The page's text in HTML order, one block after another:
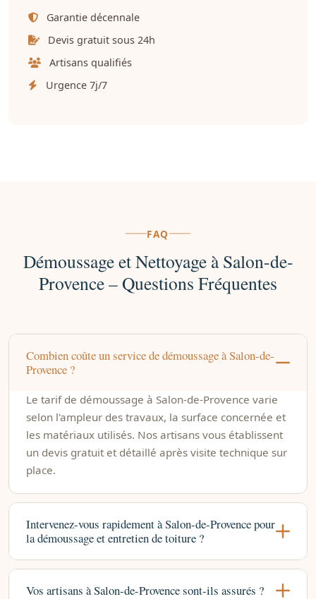
Garantie décennale
Devis gratuit sous 24h
Artisans qualifiés
Urgence 7j/7
FAQ
Démoussage et Nettoyage à Salon-de-
Provence – Questions Fréquentes
Combien coûte un service de démoussage à Salon-de-
Provence ?
Le tarif de démoussage à Salon-de-Provence varie
selon l'ampleur des travaux, la surface concernée et
les matériaux utilisés. Nos artisans vous établissent
un devis gratuit et détaillé après visite technique sur
place.
Intervenez-vous rapidement à Salon-de-Provence pour
la démoussage et entretien de toiture ?
Vos artisans à Salon-de-Provence sont-ils assurés ?